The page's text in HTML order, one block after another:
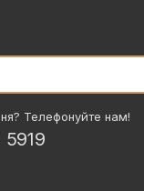
Телефонуйте нам!